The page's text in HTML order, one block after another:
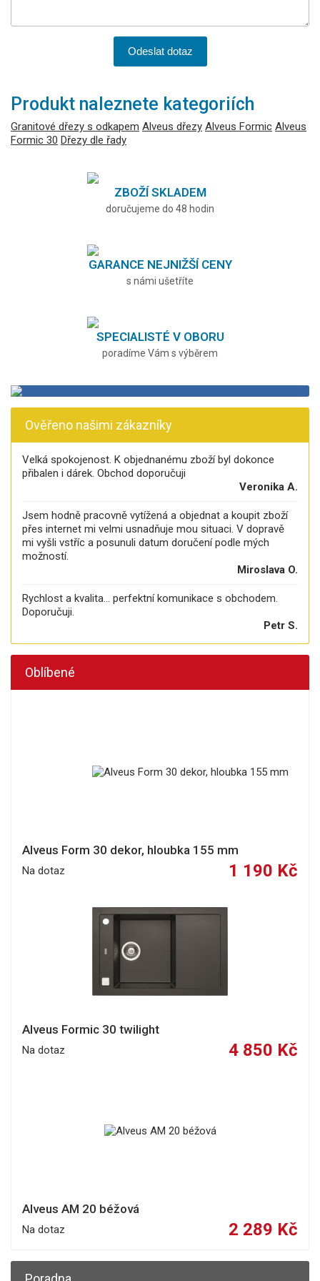
Odeslat dotaz
Produkt naleznete kategoriích
Granitové dřezy s odkapem Alveus dřezy Alveus Formic Alveus
Formic 30 Dřezy dle řady
ZBOŽÍ SKLADEM
doručujeme do 48 hodin
GARANCE NEJNIŽŠÍ CENY
s námi ušetříte
SPECIALISTÉ V OBORU
poradíme Vám s výběrem
Ověřeno našimi zákazníky
Velká spokojenost. K objednanému zboží byl dokonce
přibalen i dárek. Obchod doporučuji
Veronika A.
Jsem hodně pracovně vytížená a objednat a koupit zboží
přes internet mi velmi usnadňuje mou situaci. V dopravě
mi vyšli vstříc a posunuli datum doručení podle mých
možností.
Miroslava O.
Rychlost a kvalita... perfektní komunikace s obchodem.
Doporučuji.
Petr S.
Oblíbené
Alveus Form 30 dekor, hloubka 155 mm
Na dotaz 1 190 Kč
Alveus Formic 30 twilight
Na dotaz 4 850 Kč
Alveus AM 20 béžová
Na dotaz 2 289 Kč